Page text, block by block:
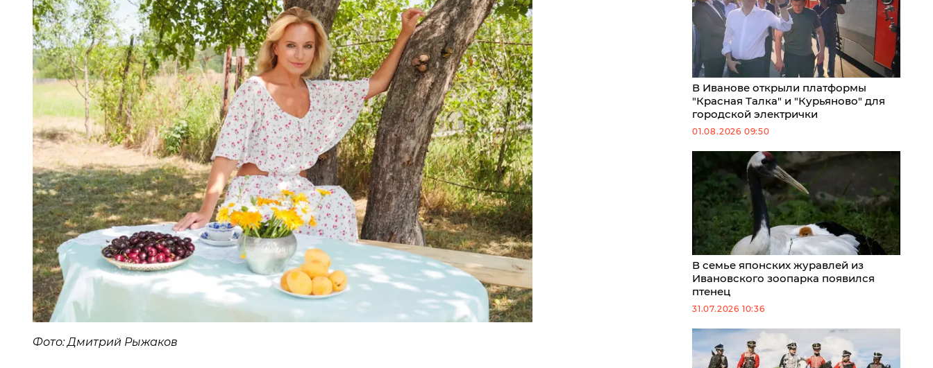
Фото: Дмитрий Рыжаков
В Иванове открыли платформы
"Красная Талка" и "Курьяново" для
городской электрички
01.08.2026 09:50
В семье японских журавлей из
Ивановского зоопарка появился
птенец
31.07.2026 10:36